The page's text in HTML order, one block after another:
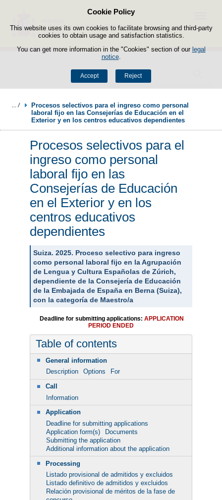
Cookie Policy
This website uses its own cookies to facilitate browsing and third-party
cookies to obtain usage and satisfaction statistics.
You can get more information in the "Cookies" section of our legal
notice.
Accept Reject
Skip to content
Search
Menu
Procesos selectivos para el ingreso como personal
laboral fijo en las Consejerías de Educación en el
Exterior y en los centros educativos dependientes
Procesos selectivos para el
ingreso como personal
laboral fijo en las
Consejerías de Educación
en el Exterior y en los
centros educativos
dependientes
Suiza. 2025. Proceso selectivo para ingreso
como personal laboral fijo en la Agrupación
de Lengua y Cultura Españolas de Zúrich,
dependiente de la Consejería de Educación
de la Embajada de España en Berna (Suiza),
con la categoría de Maestro/a
Deadline for submitting applications: APPLICATION
PERIOD ENDED
Table of contents
General information
Description
Options
For
Call
Information
Application
Deadline for submitting applications
Application form(s)
Documents
Submitting the application
Additional information about the application
Processing
Listado provisional de admitidos y excluidos
Listado definitivo de admitidos y excluidos
Relación provisional de méritos de la fase de